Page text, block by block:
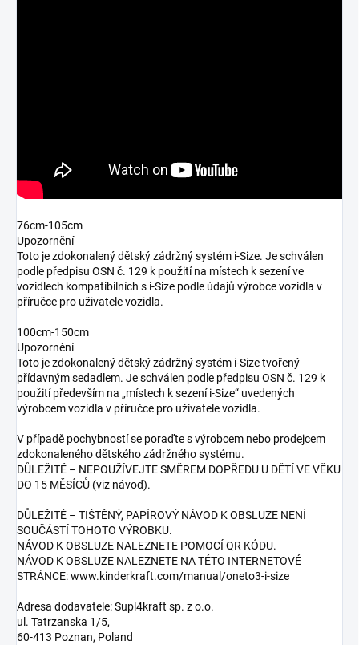
76cm-105cm
Upozornění
Toto je zdokonalený dětský zádržný systém i-Size. Je schválen
podle předpisu OSN č. 129 k použití na místech k sezení ve
vozidlech kompatibilních s i-Size podle údajů výrobce vozidla v
příručce pro uživatele vozidla.
100cm-150cm
Upozornění
Toto je zdokonalený dětský zádržný systém i-Size tvořený
přídavným sedadlem. Je schválen podle předpisu OSN č. 129 k
použití především na „místech k sezení i-Size“ uvedených
výrobcem vozidla v příručce pro uživatele vozidla.
V případě pochybností se poraďte s výrobcem nebo prodejcem
zdokonaleného dětského zádržného systému.
DŮLEŽITÉ – NEPOUŽÍVEJTE SMĚREM DOPŘEDU U DĚTÍ VE VĚKU
DO 15 MĚSÍCŮ (viz návod).
DŮLEŽITÉ – TIŠTĚNÝ, PAPÍROVÝ NÁVOD K OBSLUZE NENÍ
SOUČÁSTÍ TOHOTO VÝROBKU.
NÁVOD K OBSLUZE NALEZNETE POMOCÍ QR KÓDU.
NÁVOD K OBSLUZE NALEZNETE NA TÉTO INTERNETOVÉ
STRÁNCE: www.kinderkraft.com/manual/oneto3-i-size
Adresa dodavatele: Supl4kraft sp. z o.o.
ul. Tatrzanska 1/5,
60-413 Poznan, Poland